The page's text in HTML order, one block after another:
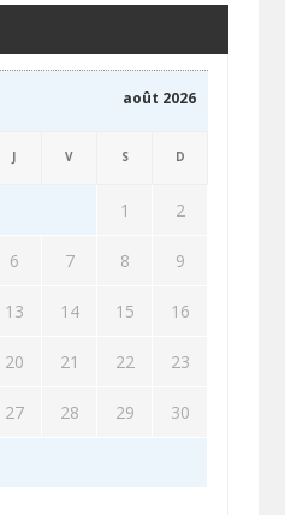
août 2026
J V S D
1 2
6 7 8 9
13 14 15 16
20 21 22 23
27 28 29 30